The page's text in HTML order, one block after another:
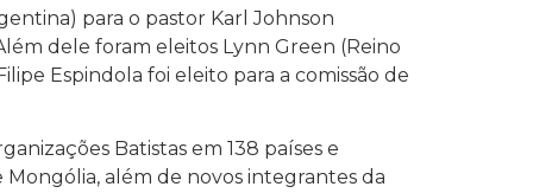
para o pastor Karl Johnson
dele foram eleitos Lynn Green (Reino
Espindola foi eleito para a comissão de
Batistas em 138 países e
além de novos integrantes da